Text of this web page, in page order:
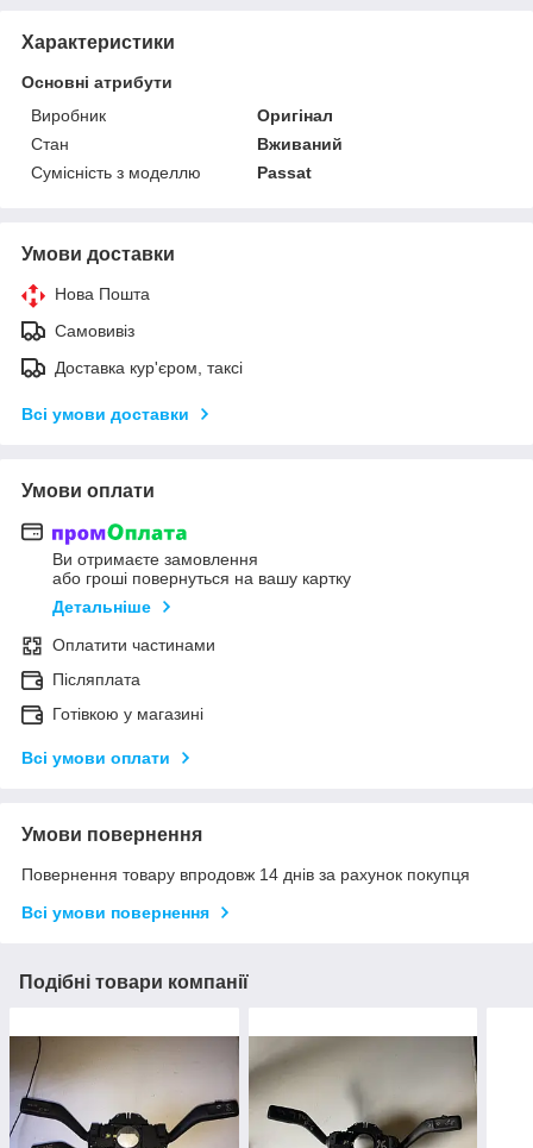
Характеристики
Основні атрибути
Виробник
Оригінал
Стан
Вживаний
Сумісність з моделлю
Passat
Умови доставки
Нова Пошта
Самовивіз
Доставка кур'єром, таксі
Всі умови доставки
Умови оплати
Ви отримаєте замовлення
або гроші повернуться на вашу картку
Детальніше
Оплатити частинами
Післяплата
Готівкою у магазині
Всі умови оплати
Умови повернення
Повернення товару впродовж 14 днів за рахунок покупця
Всі умови повернення
Подібні товари компанії